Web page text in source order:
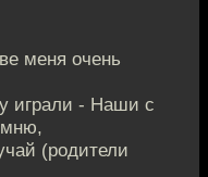
меня очень
играли - Наши с
(родители